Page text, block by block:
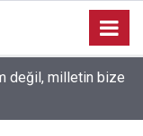
değil, milletin bize